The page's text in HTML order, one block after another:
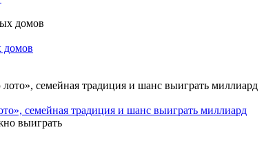
домов
семейная традиция и шанс выиграть миллиард